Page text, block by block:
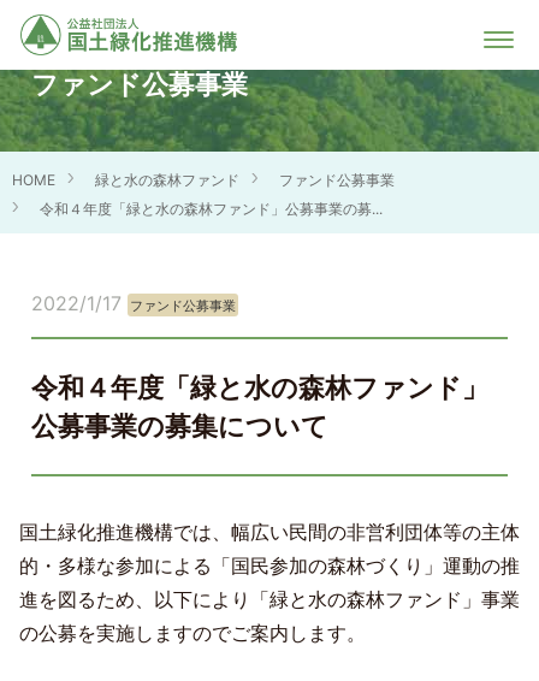
ファンド公募事業
HOME 緑と水の森林ファンド
ファンド公募事業
令和４年度「緑と水の森林ファンド」公募事業の募...
2022/1/17 ファンド公募事業
令和４年度「緑と水の森林ファンド」
公募事業の募集について
国土緑化推進機構では、幅広い民間の非営利団体等の主体
的・多様な参加による「国民参加の森林づくり」運動の推
進を図るため、以下により「緑と水の森林ファンド」事業
の公募を実施しますのでご案内します。